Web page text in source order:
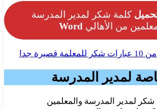
كلمة شكر لمدير المدرسة
من الأهالي Word
قصيرة جدا
لمدير المدرسة